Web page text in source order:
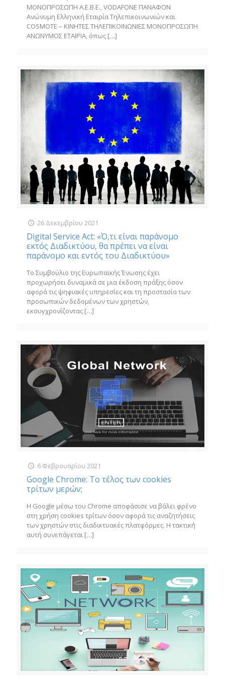
ΜΟΝΟΠΡΟΣΩΠΗ Α.Ε.Β.Ε., VODAFONE ΠΑΝΑΦΟΝ
Ανώνυμη Ελληνική Εταιρία Τηλεπικοινωνιών και
COSMOTE – ΚΙΝΗΤΕΣ ΤΗΛΕΠΙΚΟΙΝΩΝΙΕΣ ΜΟΝΟΠΡΟΣΩΠΗ
ΑΝΩΝΥΜΟΣ ΕΤΑΙΡΙΑ, όπως […]
26 Δεκεμβρίου 2021
Digital Service Act: «Ό,τι είναι παράνομο
εκτός Διαδικτύου, θα πρέπει να είναι
παράνομο και εντός του Διαδικτύου»
Το Συμβούλιο της Ευρωπαϊκής Ένωσης έχει
προχωρήσει δυναμικά σε μια έκδοση πράξης όσον
αφορά τις ψηφιακές υπηρεσίες και τη προστασία των
προσωπικών δεδομένων των χρηστών,
εκσυγχρονίζοντας […]
6 Φεβρουαρίου 2021
Google Chrome: Το τέλος των cookies
τρίτων μερών;
Η Google μέσω του Chrome αποφάσισε να βάλει φρένο
στη χρήση cookies τρίτων όσον αφορά τις αναζητήσεις
των χρηστών στις διαδικτυακές πλατφόρμες. Η τακτική
αυτή συνεπάγεται […]